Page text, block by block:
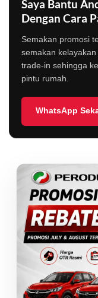
Saya Bantu
Dengan Cara
Semakan promosi
semakan
trade-in sehingga
pintu rumah.
WhatsApp